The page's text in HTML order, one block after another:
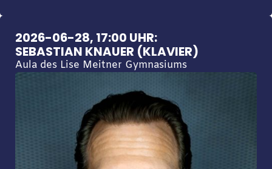
2026-06-28, 17:00 UHR:
SEBASTIAN KNAUER (KLAVIER)
Aula des Lise Meitner Gymnasiums